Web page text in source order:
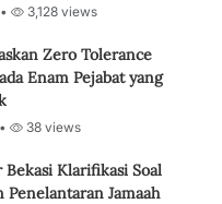
3,128 views
Zero Tolerance
Enam Pejabat yang
38 views
Bekasi Klarifikasi Soal
Penelantaran Jamaah